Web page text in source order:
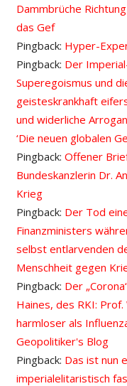
Dammbrüche
das Gef
Pingback: Hyper-
Pingback: Der
Superegoismus und
geisteskrankhaft
und widerliche
‘Die neuen globalen
Pingback: Offener
Bundeskanzlerin Dr.
Krieg
Pingback: Der Tod
Finanzministers
selbst entlarvenden
Menschheit gegen
Pingback: Der
Haines, des RKI:
harmloser als
Geopolitiker's Blog
Pingback: Das ist nun
imperialelitaristisch